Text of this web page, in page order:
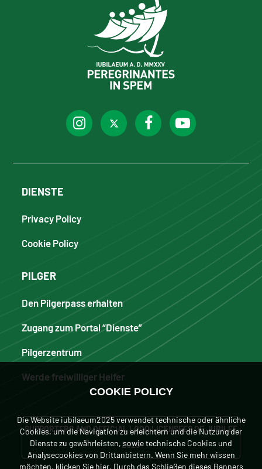
DIENSTE
Privacy Policy
Cookie Policy
PILGER
Den Pilgerpass erhalten
Zugang zum Portal “Dienste”
Pilgerzentrum
Werde freiwilliger Helfer
SUPPORTERS AND OFFICIAL LOGO LICENSEES OF JUBILEE
2025
COOKIE POLICY
Die Website iubilaeum2025 verwendet technische oder ähnliche
Cookies, um die Navigation zu erleichtern und die Nutzung der
Dienste zu gewährleisten, sowie technische Cookies und
Analysecookies von Drittanbietern. Wenn Sie mehr wissen
möchten, klicken Sie hier. Durch das Schließen dieses Banners